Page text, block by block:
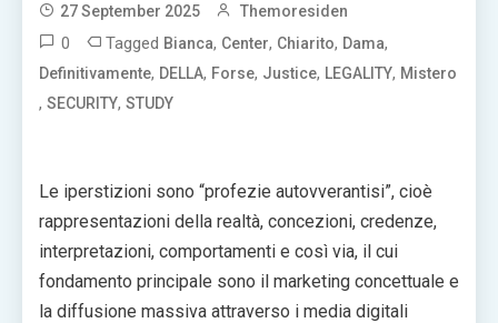
27 September 2025 Themoresiden
0 Tagged Bianca, Center, Chiarito, Dama,
Definitivamente, DELLA, Forse, Justice, LEGALITY, Mistero
, SECURITY, STUDY
Le iperstizioni sono “profezie autovverantisi”, cioè
rappresentazioni della realtà, concezioni, credenze,
interpretazioni, comportamenti e così via, il cui
fondamento principale sono il marketing concettuale e
la diffusione massiva attraverso i media digitali